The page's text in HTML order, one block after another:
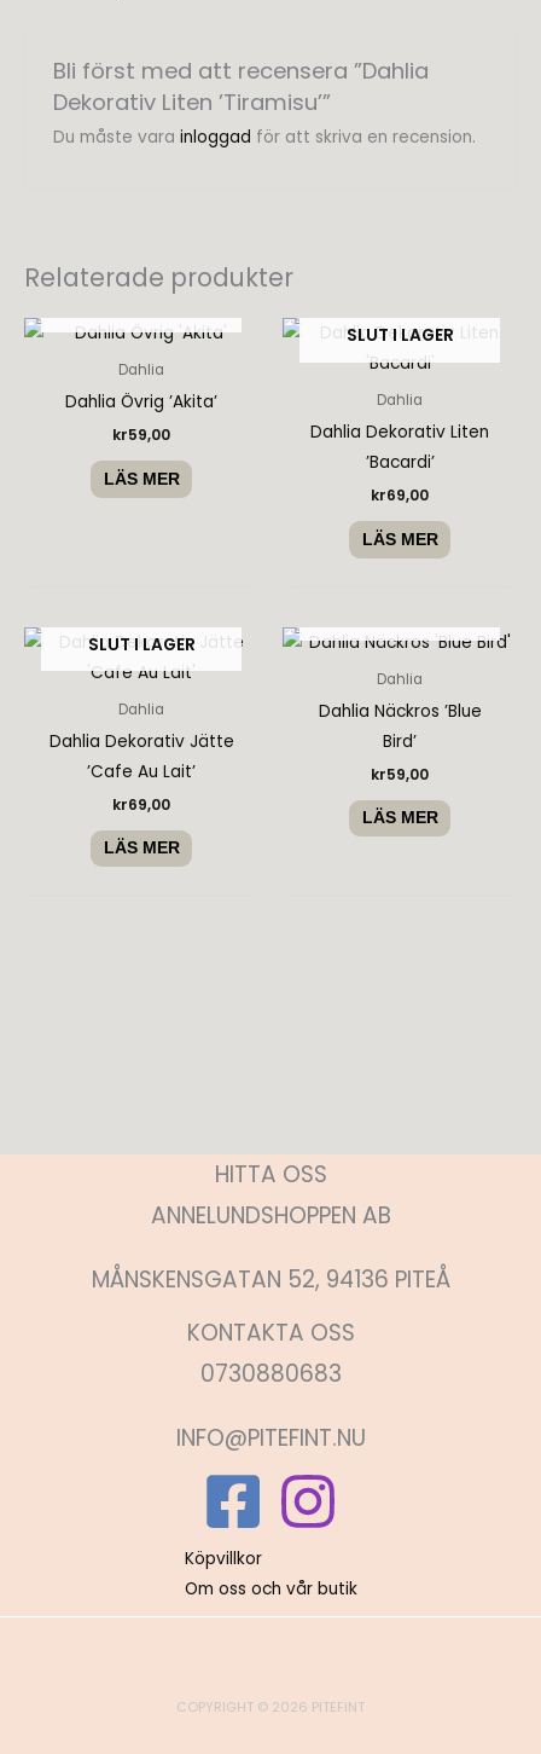
Bli först med att recensera ”Dahlia
Dekorativ Liten ’Tiramisu’”
Du måste vara inloggad för att skriva en recension.
Relaterade produkter
Dahlia
Dahlia Övrig ’Akita’
kr59,00
LÄS MER
SLUT I LAGER
Dahlia
Dahlia Dekorativ Liten
’Bacardi’
kr69,00
LÄS MER
SLUT I LAGER
Dahlia
Dahlia Dekorativ Jätte
’Cafe Au Lait’
kr69,00
LÄS MER
Dahlia
Dahlia Näckros ’Blue
Bird’
kr59,00
LÄS MER
HITTA OSS
ANNELUNDSHOPPEN AB
MÅNSKENSGATAN 52, 94136 PITEÅ
KONTAKTA OSS
0730880683
INFO@PITEFINT.NU
Köpvillkor
Om oss och vår butik
COPYRIGHT © 2026 PITEFINT